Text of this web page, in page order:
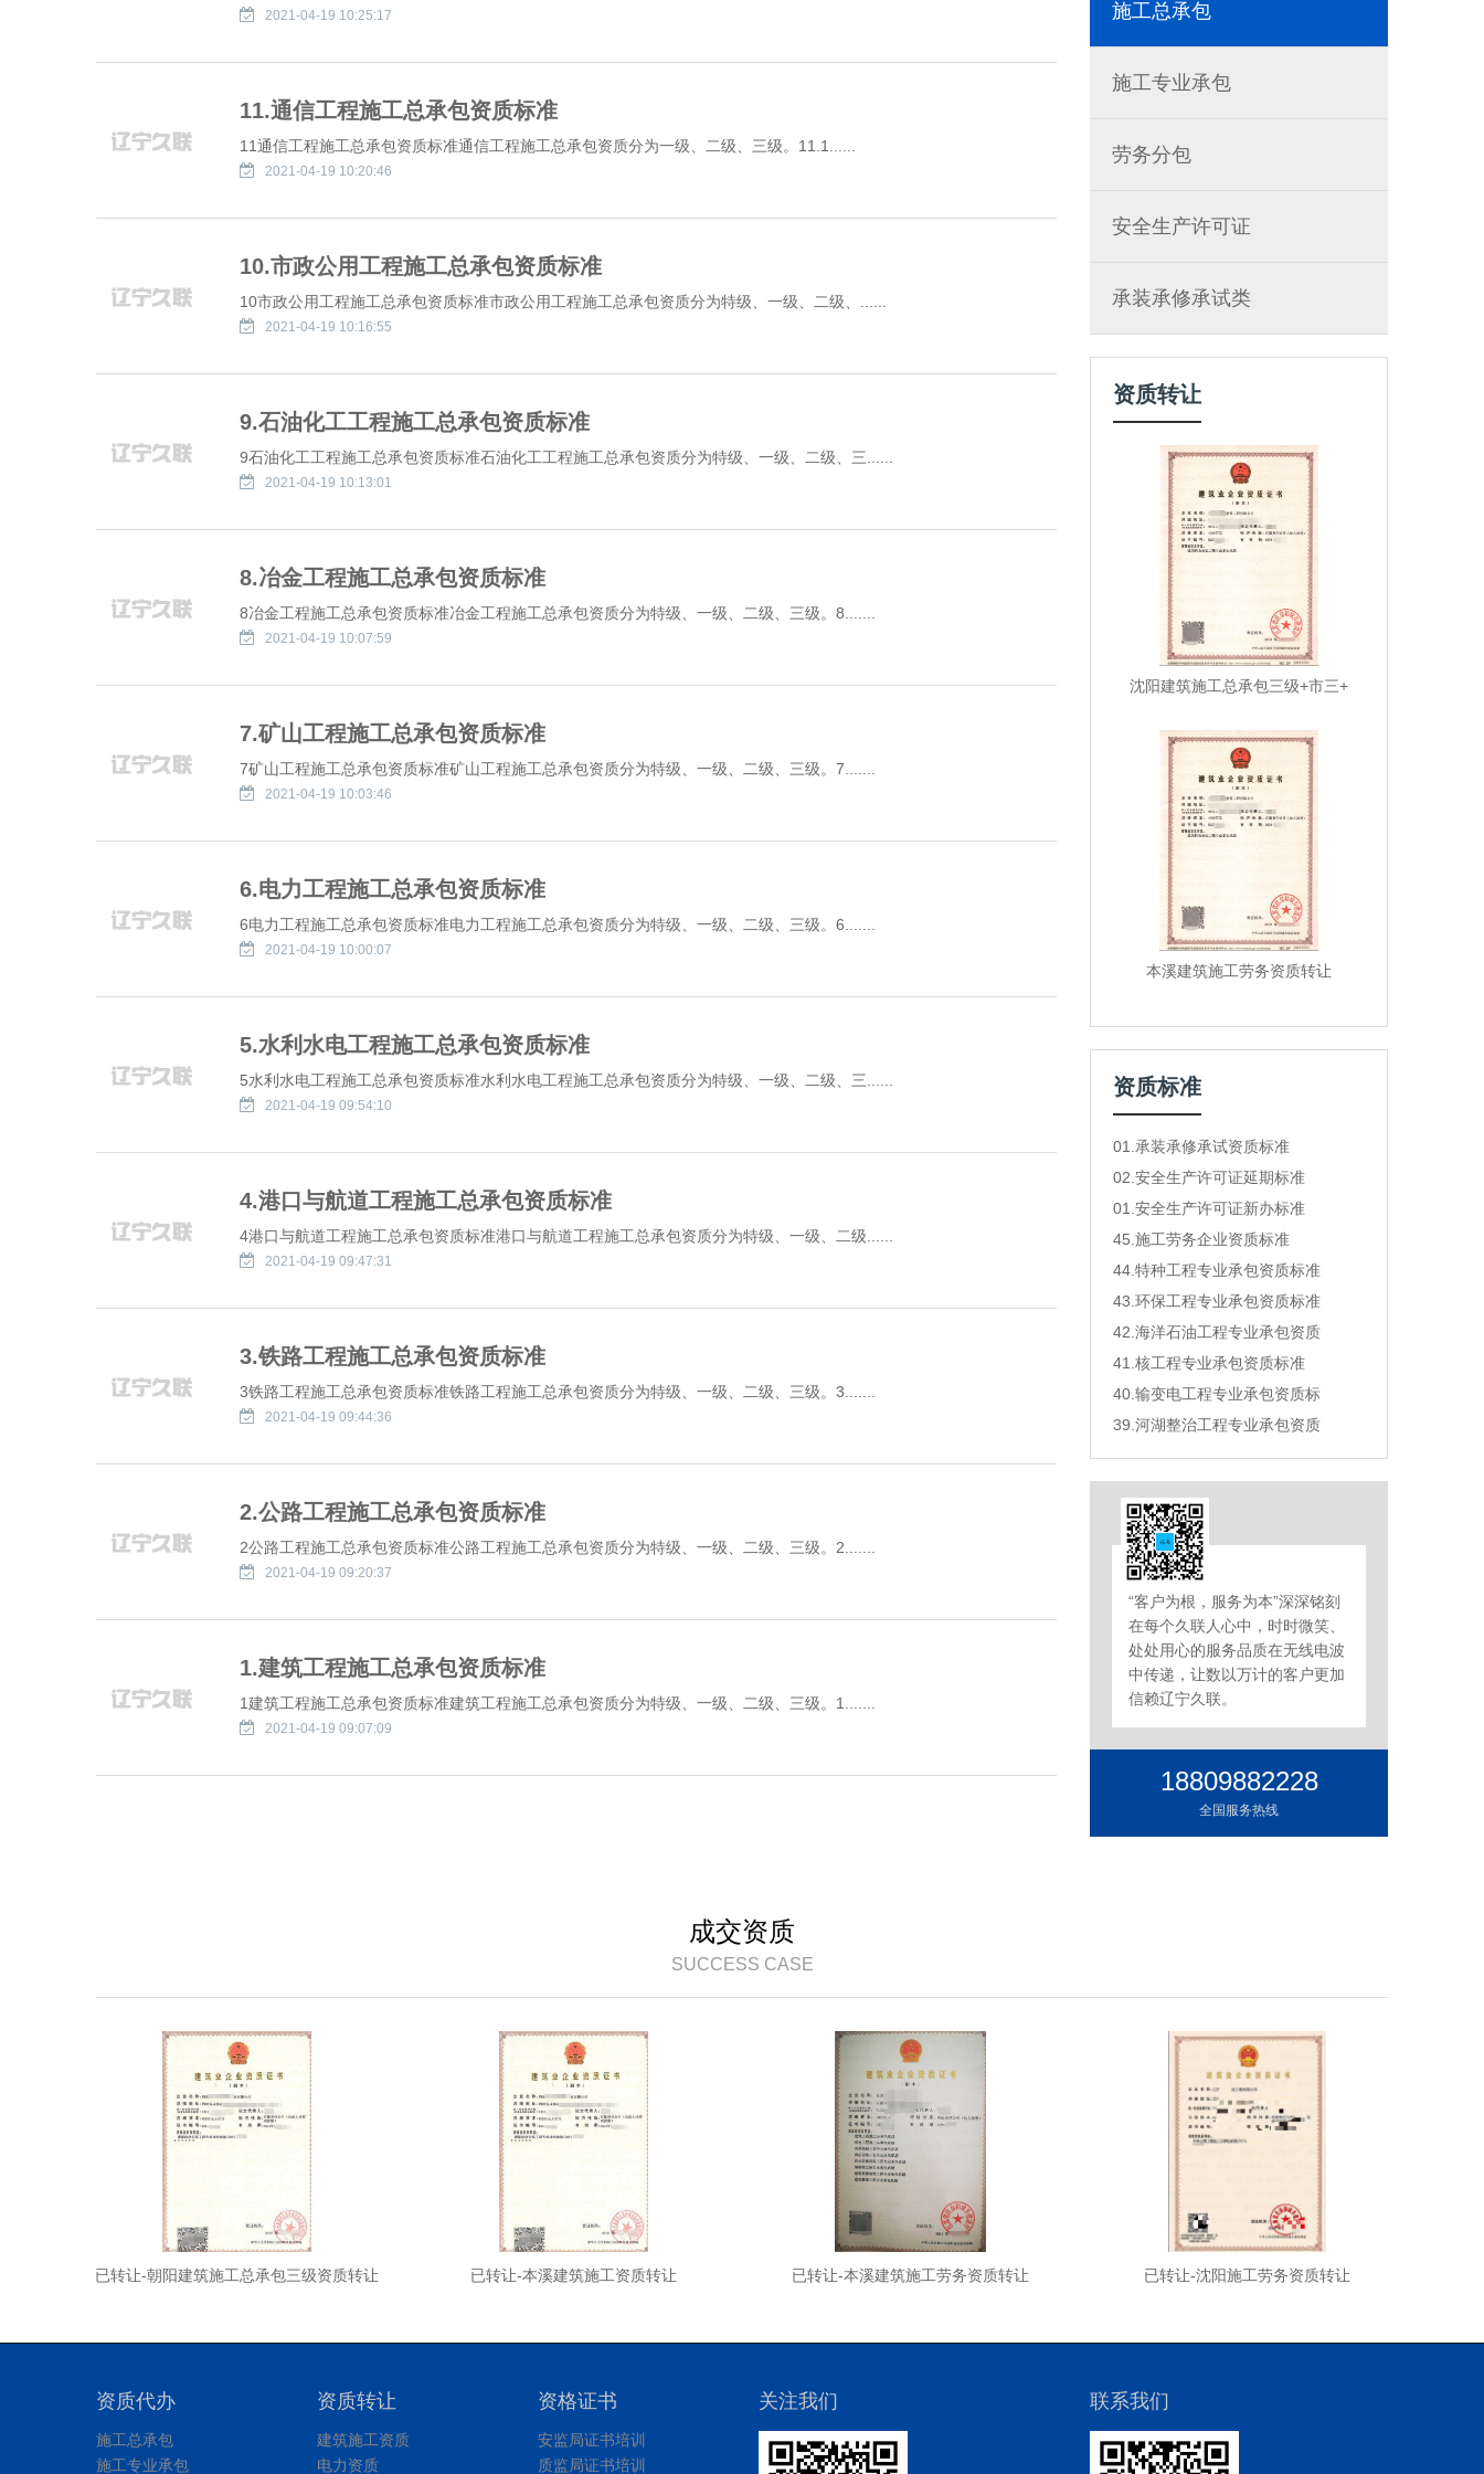
2021-04-19 10:25:17
11.通信工程施工总承包资质标准
11通信工程施工总承包资质标准通信工程施工总承包资质分为一级、二级、三级。11.1......
2021-04-19 10:20:46
10.市政公用工程施工总承包资质标准
10市政公用工程施工总承包资质标准市政公用工程施工总承包资质分为特级、一级、二级、......
2021-04-19 10:16:55
9.石油化工工程施工总承包资质标准
9石油化工工程施工总承包资质标准石油化工工程施工总承包资质分为特级、一级、二级、三......
2021-04-19 10:13:01
8.冶金工程施工总承包资质标准
8冶金工程施工总承包资质标准冶金工程施工总承包资质分为特级、一级、二级、三级。8.......
2021-04-19 10:07:59
7.矿山工程施工总承包资质标准
7矿山工程施工总承包资质标准矿山工程施工总承包资质分为特级、一级、二级、三级。7.......
2021-04-19 10:03:46
6.电力工程施工总承包资质标准
6电力工程施工总承包资质标准电力工程施工总承包资质分为特级、一级、二级、三级。6.......
2021-04-19 10:00:07
5.水利水电工程施工总承包资质标准
5水利水电工程施工总承包资质标准水利水电工程施工总承包资质分为特级、一级、二级、三......
2021-04-19 09:54:10
4.港口与航道工程施工总承包资质标准
4港口与航道工程施工总承包资质标准港口与航道工程施工总承包资质分为特级、一级、二级......
2021-04-19 09:47:31
3.铁路工程施工总承包资质标准
3铁路工程施工总承包资质标准铁路工程施工总承包资质分为特级、一级、二级、三级。3.......
2021-04-19 09:44:36
2.公路工程施工总承包资质标准
2公路工程施工总承包资质标准公路工程施工总承包资质分为特级、一级、二级、三级。2.......
2021-04-19 09:20:37
1.建筑工程施工总承包资质标准
1建筑工程施工总承包资质标准建筑工程施工总承包资质分为特级、一级、二级、三级。1.......
2021-04-19 09:07:09
施工总承包
施工专业承包
劳务分包
安全生产许可证
承装承修承试类
资质转让
沈阳建筑施工总承包三级+市三+
本溪建筑施工劳务资质转让
资质标准
01.承装承修承试资质标准
02.安全生产许可证延期标准
01.安全生产许可证新办标准
45.施工劳务企业资质标准
44.特种工程专业承包资质标准
43.环保工程专业承包资质标准
42.海洋石油工程专业承包资质
41.核工程专业承包资质标准
40.输变电工程专业承包资质标
39.河湖整治工程专业承包资质
“客户为根，服务为本”深深铭刻
在每个久联人心中，时时微笑、
处处用心的服务品质在无线电波
中传递，让数以万计的客户更加
信赖辽宁久联。
18809882228
全国服务热线
成交资质
SUCCESS CASE
已转让-朝阳建筑施工总承包三级资质转让 已转让-本溪建筑施工资质转让 已转让-本溪建筑施工劳务资质转让 已转让-沈阳施工劳务资质转让
资质代办
施工总承包
施工专业承包
资质转让
建筑施工资质
电力资质
资格证书
安监局证书培训
质监局证书培训
关注我们 联系我们